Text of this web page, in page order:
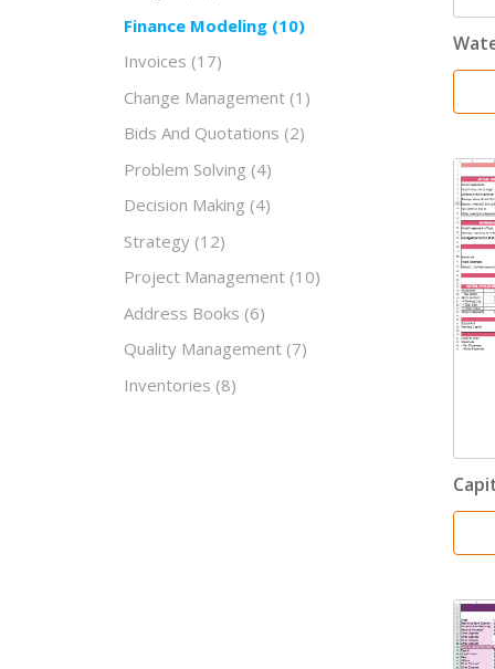
Finance Modeling (10)
Invoices (17)
Change Management (1)
Bids And Quotations (2)
Problem Solving (4)
Decision Making (4)
Strategy (12)
Project Management (10)
Address Books (6)
Quality Management (7)
Inventories (8)